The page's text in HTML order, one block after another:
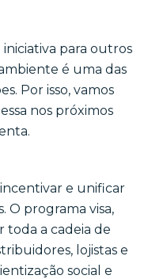
para outros
é uma das
Por isso, vamos
nos próximos
e unificar
O programa visa,
a cadeia de
lojistas e
social e